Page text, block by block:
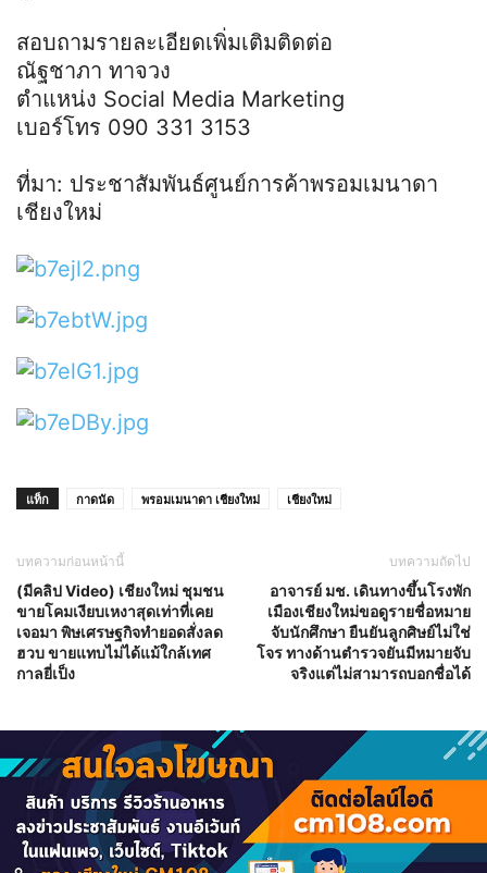
สอบถามรายละเอียดเพิ่มเติมติดต่อ
ณัฐชาภา ทาจวง
ตำแหน่ง Social Media Marketing
เบอร์โทร 090 331 3153
ที่มา: ประชาสัมพันธ์ศูนย์การค้าพรอมเมนาดา
เชียงใหม่
แท็ก กาดนัด พรอมเมนาดา เชียงใหม่ เชียงใหม่
บทความก่อนหน้านี้
(มีคลิป Video) เชียงใหม่ ชุมชน
ขายโคมเงียบเหงาสุดเท่าที่เคย
เจอมา พิษเศรษฐกิจทำยอดสั่งลด
ฮวบ ขายแทบไม่ได้แม้ใกล้เทศ
กาลยี่เป็ง
บทความถัดไป
อาจารย์ มช. เดินทางขึ้นโรงพัก
เมืองเชียงใหม่ขอดูรายชื่อหมาย
จับนักศึกษา ยืนยันลูกศิษย์ไม่ใช่
โจร ทางด้านตำรวจยันมีหมายจับ
จริงแต่ไม่สามารถบอกชื่อได้